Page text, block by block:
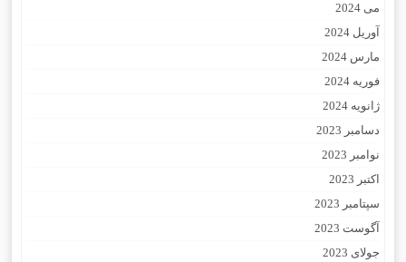
می 2024
آوریل 2024
مارس 2024
فوریه 2024
ژانویه 2024
دسامبر 2023
نوامبر 2023
اکتبر 2023
سپتامبر 2023
آگوست 2023
جولای 2023